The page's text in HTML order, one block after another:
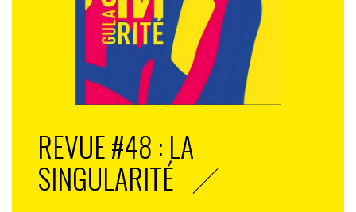
REVUE #48 : LA
SINGULARITÉ